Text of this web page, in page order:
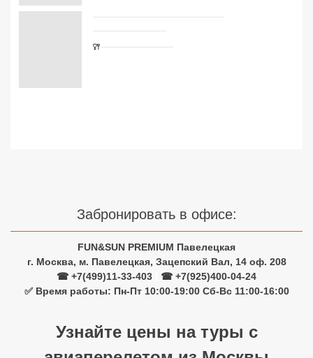
Забронировать в офисе:
FUN&SUN PREMIUM Павелецкая
г. Москва, м. Павелецкая, Зацепский Вал, 14 оф. 208
☎ +7(499)11-33-403
☎ +7(925)400-04-24
✅ Время работы: Пн-Пт 10:00-19:00 Сб-Вс 11:00-16:00
Узнайте цены на туры с
Сетевые отели Турции
Сетевые отели Египта
Сетевые отели Мальдив
Сетевые отели Бали
Сетевые отели Сейшел